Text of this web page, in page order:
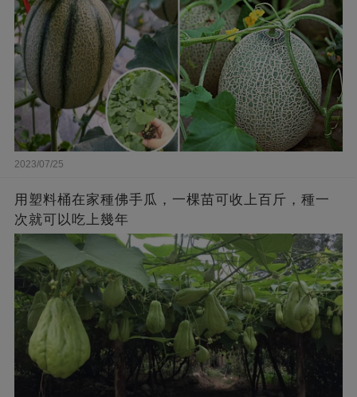
2023/07/25
用塑料桶在家種佛手瓜，一棵苗可收上百斤，種一
次就可以吃上幾年